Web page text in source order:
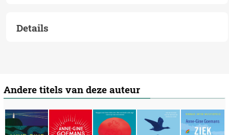
Details
Andere titels van deze auteur